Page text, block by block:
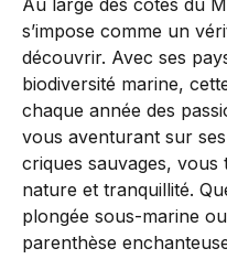
Au large des côtes du
s’impose comme un
découvrir. Avec ses
biodiversité marine,
chaque année des
vous aventurant sur
criques sauvages,
nature et tranquillité.
plongée sous-marine
parenthèse